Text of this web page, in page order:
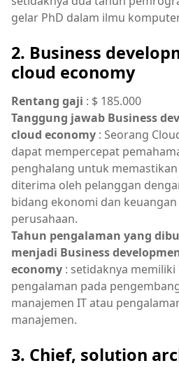
gelar PhD dalam ilmu
2. Business
cloud economy
Rentang gaji : $ 185.000
Tanggung jawab Business
cloud economy : Seorang
dapat mempercepat
penghalang untuk
diterima oleh pelanggan
bidang ekonomi dan
perusahaan.
Tahun pengalaman yang
menjadi Business
economy : setidaknya
pengalaman pada
manajemen IT atau
manajemen.
3. Chief, solution